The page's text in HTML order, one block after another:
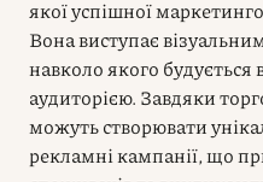
якої успішної
Вона виступає
навколо якого будується
аудиторією. Завдяки
можуть створювати
рекламні кампанії, що